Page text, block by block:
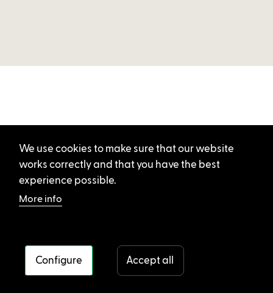
We use cookies to make sure that our website
works correctly and that you have the best
experience possible.
More info
Configure Accept all